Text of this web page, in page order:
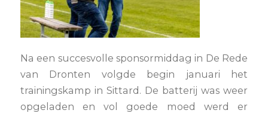
Na een succesvolle sponsormiddag in De Rede
van Dronten volgde begin januari het
trainingskamp in Sittard. De batterij was weer
opgeladen en vol goede moed werd er